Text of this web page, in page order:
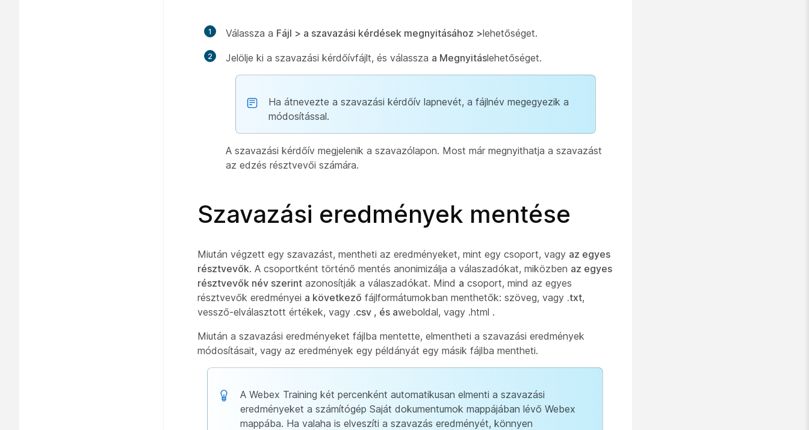
1 Válassza a Fájl > a szavazási kérdések megnyitásához >lehetőséget.
2 Jelölje ki a szavazási kérdőívfájlt, és válassza a Megnyitáslehetőséget.
Ha átnevezte a szavazási kérdőív lapnevét, a fájlnév megegyezik a
módosítással.
A szavazási kérdőív megjelenik a szavazólapon. Most már megnyithatja a szavazást
az edzés résztvevői számára.
Szavazási eredmények mentése
Miután végzett egy szavazást, mentheti az eredményeket, mint egy csoport, vagy az egyes
résztvevők. A csoportként történő mentés anonimizálja a válaszadókat, miközben az egyes
résztvevők név szerint azonosítják a válaszadókat. Mind a csoport, mind az egyes
résztvevők eredményei a következő fájlformátumokban menthetők: szöveg, vagy .txt,
vessző-elválasztott értékek, vagy .csv , és aweboldal, vagy .html .
Miután a szavazási eredményeket fájlba mentette, elmentheti a szavazási eredmények
módosításait, vagy az eredmények egy példányát egy másik fájlba mentheti.
A Webex Training két percenként automatikusan elmenti a szavazási
eredményeket a számítógép Saját dokumentumok mappájában lévő Webex
mappába. Ha valaha is elveszíti a szavazás eredményét, könnyen